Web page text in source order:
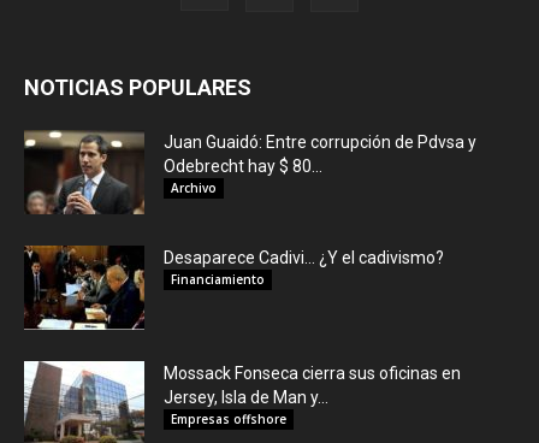
NOTICIAS POPULARES
Juan Guaidó: Entre corrupción de Pdvsa y
Odebrecht hay $ 80...
Archivo
Desaparece Cadivi… ¿Y el cadivismo?
Financiamiento
Mossack Fonseca cierra sus oficinas en
Jersey, Isla de Man y...
Empresas offshore